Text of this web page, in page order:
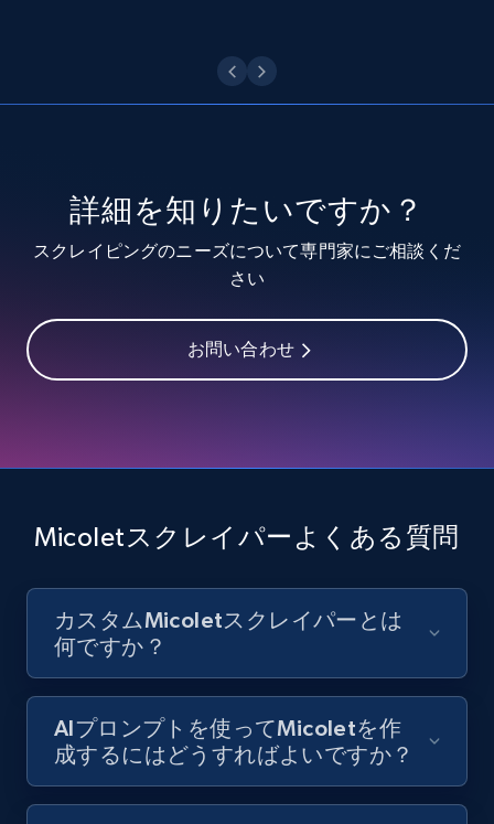
Video length, Likes, Views, and more.
Youtube - Videos posts - Discover videos by
無料トライアル
Youtube - Videos posts - Search videos by
keyword and then apply relevant video
filters
URL, Title, Youtuber, Youtuber md5, Video url,
Video length, Likes, Views, and more.
8.1K+ 716+ 無料トライアル
詳細を知りたいですか？
スクレイピングのニーズについて専門家にご相談くだ
さい
お問い合わせ
Micoletスクレイパーよくある質問
カスタムMicoletスクレイパーとは
何ですか？
AIプロンプトを使ってMicoletを作
成するにはどうすればよいですか？